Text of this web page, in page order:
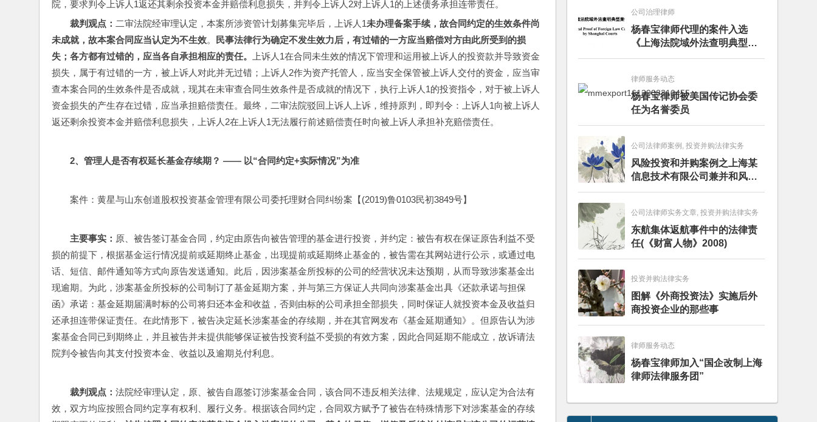
院，要求判令上诉人1返还其剩余投资本金并赔偿利息损失，并判令上诉人2对上诉人1的上述债务承担连带责任。
裁判观点： 二审法院经审理认定，本案所涉资管计划募集完毕后，上诉人1未办理备案手续，故合同约定的生效条件尚
未成就，故本案合同应当认定为不生效。
民事法律行为确定不发生效力后，有过错的一方应当赔偿对方由此所受到的损
失；各方都有过错的，应当各自承担相应的责任。
上诉人1在合同未生效的情况下管理和运用被上诉人的投资款并导致资金
损失，属于有过错的一方，被上诉人对此并无过错；上诉人2作为资产托管人，应当安全保管被上诉人交付的资金，应当审
查本案合同的生效条件是否成就，现其在未审查合同生效条件是否成就的情况下，执行上诉人1的投资指令，对于被上诉人
资金损失的产生存在过错，应当承担赔偿责任。最终，二审法院驳回上诉人上诉，维持原判，即判令：上诉人1向被上诉人
返还剩余投资本金并赔偿利息损失，上诉人2在上诉人1无法履行前述赔偿责任时向被上诉人承担补充赔偿责任。
2、管理人是否有权延长基金存续期？ —— 以“合同约定+实际情况”为准
案件：黄星与山东创道股权投资基金管理有限公司委托理财合同纠纷案【(2019)鲁0103民初3849号】
主要事实： 原、被告签订基金合同，约定由原告向被告管理的基金进行投资，并约定：被告有权在保证原告利益不受
损的前提下，根据基金运行情况提前或延期终止基金，出现提前或延期终止基金的，被告需在其网站进行公示，或通过电
话、短信、邮件通知等方式向原告发送通知。此后，因涉案基金所投标的公司的经营状况未达预期，从而导致涉案基金出
现逾期。为此，涉案基金所投标的公司制订了基金延期方案，并与第三方保证人共同向涉案基金出具《还款承诺与担保
函》承诺：基金延期届满时标的公司将归还本金和收益，否则由标的公司承担全部损失，同时保证人就投资本金及收益归
还承担连带保证责任。在此情形下，被告决定延长涉案基金的存续期，并在其官网发布《基金延期通知》。但原告认为涉
案基金合同已到期终止，并且被告并未提供能够保证被告投资利益不受损的有效方案，因此合同延期不能成立，故诉请法
院判令被告向其支付投资本金、收益以及逾期兑付利息。
裁判观点： 法院经审理认定，原、被告自愿签订涉案基金合同，该合同不违反相关法律、法规规定，应认定为合法有
效，双方均应按照合同约定享有权利、履行义务。根据该合同约定，合同双方赋予了被告在特殊情形下对涉案基金的存续
公司治理律师
杨春宝律师代理的案件入选
《上海法院域外法查明典型案
例》
律师服务动态
杨春宝律师被美国传记协会委
任为名誉委员
公司法律师案例, 投资并购法律实务
风险投资和并购案例之上海某
信息技术有限公司兼并和风险
投资服务
公司法律师实务文章, 投资并购法律实务
东航集体返航事件中的法律责
任(《财富人物》2008)
投资并购法律实务
图解《外商投资法》实施后外
商投资企业的那些事
律师服务动态
杨春宝律师加入“国企改制上海
律师法律服务团”